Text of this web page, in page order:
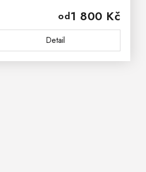
od1 800 Kč
Detail
bezbarvým ekologickým lakem, který
chrání dřevo před jemnými...